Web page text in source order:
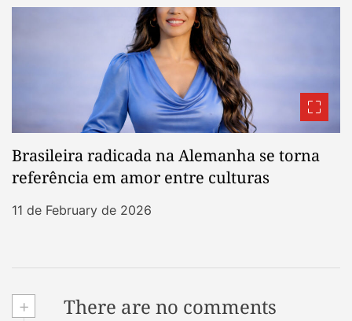
Brasileira radicada na Alemanha se torna
referência em amor entre culturas
11 de February de 2026
+ There are no comments